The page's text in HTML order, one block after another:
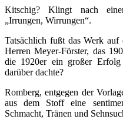
Kitschig? Klingt nach
„Irrungen, Wirrungen“.
Tatsächlich fußt das Werk auf
Herren Meyer-Förster, das
die 1920er ein großer
darüber dachte?
Romberg, entgegen der
aus dem Stoff eine
Schmacht, Tränen und